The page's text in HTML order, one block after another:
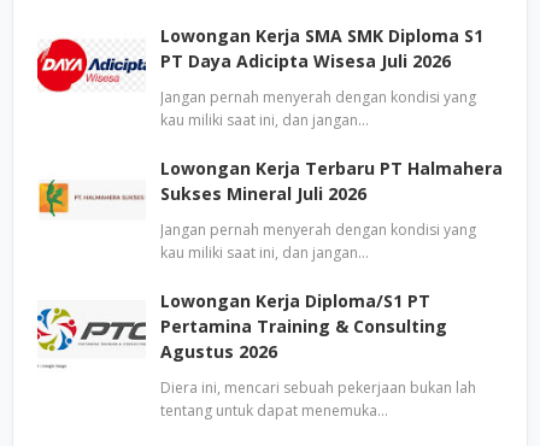
Lowongan Kerja SMA SMK Diploma S1
PT Daya Adicipta Wisesa Juli 2026
Jangan pernah menyerah dengan kondisi yang
kau miliki saat ini, dan jangan…
Lowongan Kerja Terbaru PT Halmahera
Sukses Mineral Juli 2026
Jangan pernah menyerah dengan kondisi yang
kau miliki saat ini, dan jangan…
Lowongan Kerja Diploma/S1 PT
Pertamina Training & Consulting
Agustus 2026
Diera ini, mencari sebuah pekerjaan bukan lah
tentang untuk dapat menemuka…